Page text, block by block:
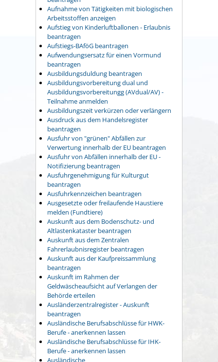
Aufnahme von Tätigkeiten mit biologischen
Arbeitsstoffen anzeigen
Aufstieg von Kinderluftballonen - Erlaubnis
beantragen
Aufstiegs-BAföG beantragen
Aufwendungsersatz für einen Vormund
beantragen
Ausbildungsduldung beantragen
Ausbildungsvorbereitung dual und
Ausbildungsvorbereitungg (AVdual/AV) -
Teilnahme anmelden
Ausbildungszeit verkürzen oder verlängern
Ausdruck aus dem Handelsregister
beantragen
Ausfuhr von "grünen" Abfällen zur
Verwertung innerhalb der EU beantragen
Ausfuhr von Abfällen innerhalb der EU -
Notifizierung beantragen
Ausfuhrgenehmigung für Kulturgut
beantragen
Ausfuhrkennzeichen beantragen
Ausgesetzte oder freilaufende Haustiere
melden (Fundtiere)
Auskunft aus dem Bodenschutz- und
Altlastenkataster beantragen
Auskunft aus dem Zentralen
Fahrerlaubnisregister beantragen
Auskunft aus der Kaufpreissammlung
beantragen
Auskunft im Rahmen der
Geldwäscheaufsicht auf Verlangen der
Behörde erteilen
Ausländerzentralregister - Auskunft
beantragen
Ausländische Berufsabschlüsse für HWK-
Berufe - anerkennen lassen
Ausländische Berufsabschlüsse für IHK-
Berufe - anerkennen lassen
Ausländische